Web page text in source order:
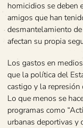
homicidios se deben
amigos que han
desmantelamiento
afectan su propia
Los gastos en
que la política del
castigo y la
Lo que menos se
programas como
urbanas deportivas y